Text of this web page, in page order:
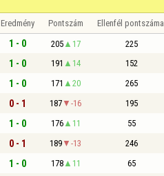
Eredmény Pontszám Ellenfél pontszáma
1 - 0 205 17 225
1 - 0 191 14 152
1 - 0 171 20 265
0 - 1 187 -16 195
1 - 0 176 11 55
0 - 1 189 -13 246
1 - 0 178 11 65